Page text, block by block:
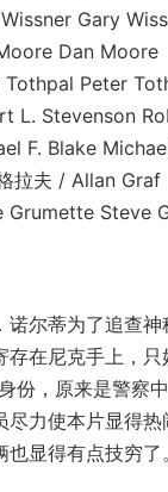
Gary
Dan Moore
Peter
Michael
夫 / Allan Graf
Steve
蒂为了追查神
存在尼克手上，
份，原来是警察
尽力使本片显得
显得有点技穷了。